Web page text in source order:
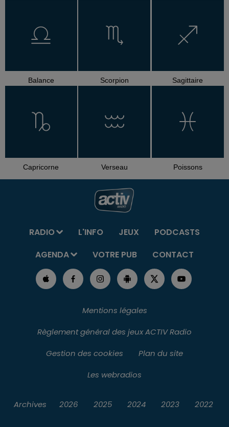
Balance Scorpion Sagittaire
Capricorne Verseau Poissons
RADIO L'INFO JEUX
PODCASTS
AGENDA
VOTRE PUB CONTACT
Mentions légales
Règlement général des jeux ACTIV Radio
Gestion des cookies
Plan du site
Les webradios
Archives 2026 2025 2024 2023 2022